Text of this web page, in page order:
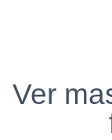
Ver